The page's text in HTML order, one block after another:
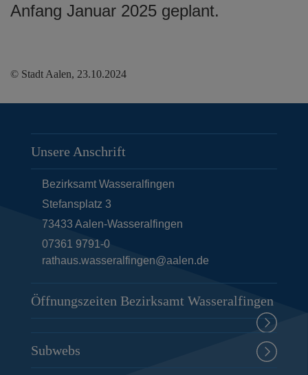
Anfang Januar 2025 geplant.
© Stadt Aalen, 23.10.2024
Unsere Anschrift
Bezirksamt Wasseralfingen
Stefansplatz 3
73433 Aalen-Wasseralfingen
07361 9791-0
rathaus.wasseralfingen@aalen.de
Öffnungszeiten Bezirksamt Wasseralfingen
Subwebs